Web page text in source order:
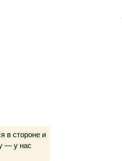
в стороне и
— у нас